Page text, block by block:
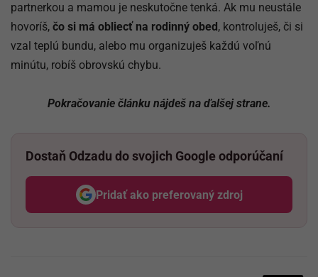
partnerkou a mamou je neskutočne tenká. Ak mu neustále
hovoríš, čo si má obliecť na rodinný obed, kontroluješ, či si
vzal teplú bundu, alebo mu organizuješ každú voľnú
minútu, robíš obrovskú chybu.
Pokračovanie článku nájdeš na ďalšej strane.
Dostaň Odzadu do svojich Google odporúčaní
Pridať ako preferovaný zdroj
Odzadu, odkaz sa otvorí v